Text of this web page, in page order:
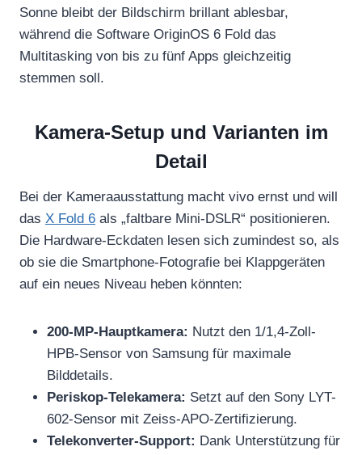
Sonne bleibt der Bildschirm brillant ablesbar,
während die Software OriginOS 6 Fold das
Multitasking von bis zu fünf Apps gleichzeitig
stemmen soll.
Kamera-Setup und Varianten im
Detail
Bei der Kameraausstattung macht vivo ernst und will
das X Fold 6 als „faltbare Mini-DSLR“ positionieren.
Die Hardware-Eckdaten lesen sich zumindest so, als
ob sie die Smartphone-Fotografie bei Klappgeräten
auf ein neues Niveau heben könnten:
200-MP-Hauptkamera: Nutzt den 1/1,4-Zoll-
HPB-Sensor von Samsung für maximale
Bilddetails.
Periskop-Telekamera: Setzt auf den Sony LYT-
602-Sensor mit Zeiss-APO-Zertifizierung.
Telekonverter-Support: Dank Unterstützung für